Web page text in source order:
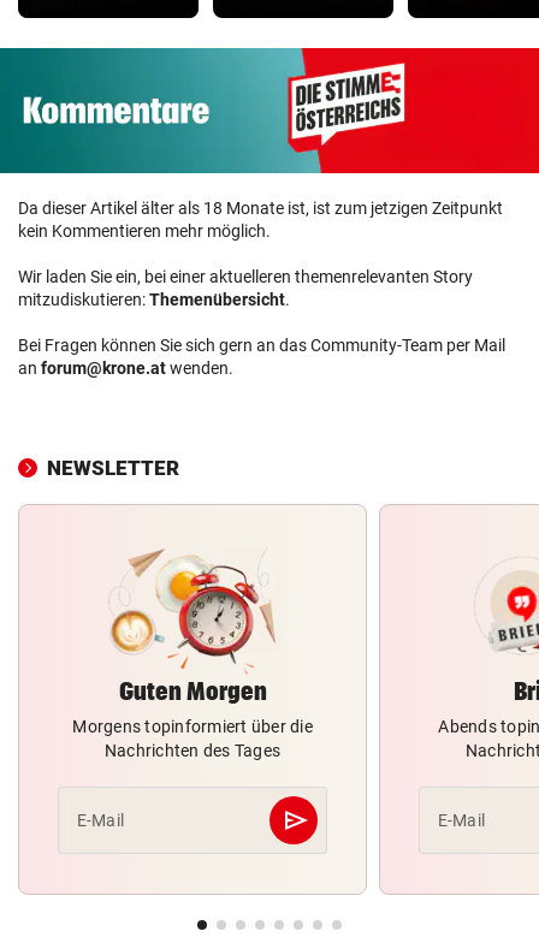
Da dieser Artikel älter als 18 Monate ist, ist zum jetzigen Zeitpunkt
kein Kommentieren mehr möglich.
Wir laden Sie ein, bei einer aktuelleren themenrelevanten Story
mitzudiskutieren:Themenübersicht.
Bei Fragen können Sie sich gern an das Community-Team per Mail
an forum@krone.atwenden.
NEWSLETTER
Guten Morgen
Morgens topinformiert über die
Nachrichten des Tages
E-Mail send
Abschicken
Abends
E-Mail